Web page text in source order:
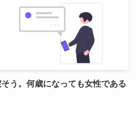
う。何歳になっても女性である